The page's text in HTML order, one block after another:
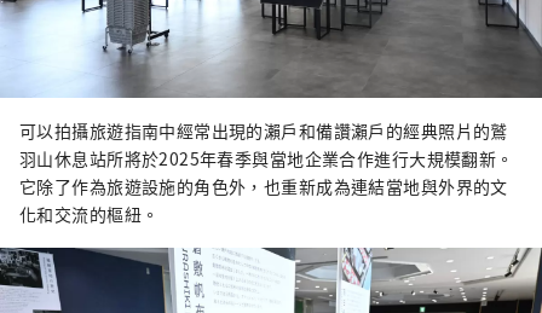
可以拍攝旅遊指南中經常出現的瀨戶和備讚瀨戶的經典照片的鷲
羽山休息站所將於2025年春季與當地企業合作進行大規模翻新。
它除了作為旅遊設施的角色外，也重新成為連結當地與外界的文
化和交流的樞紐。